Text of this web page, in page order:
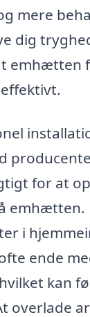
mere
dig
emhætten
for at
emhætten.
i
ende
kan
overlade